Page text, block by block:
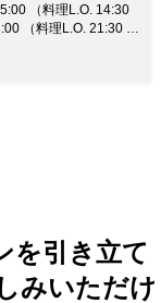
（料理L.O. 14:30
（料理L.O. 21:30 ド
を引き立て
みいただけ